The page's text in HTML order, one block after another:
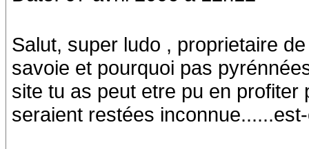
Salut, super ludo , proprietaire
savoie et pourquoi pas
site tu as peut etre pu en
seraient restées